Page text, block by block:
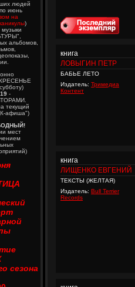
людей
июнь
на
)
музыки
альбомов,
-
текущий
афиша")
мест
сезона
книга
ЛОВЫГИН ПЕТР
БАБЬЕ ЛЕТО
Издатель: Тримедиа
Контент
книга
ЛИЩЕНКО ЕВГЕНИЙ
ТЕКСТЫ (ЖЕЛТАЯ)
Издатель: Bull Terrier
Records